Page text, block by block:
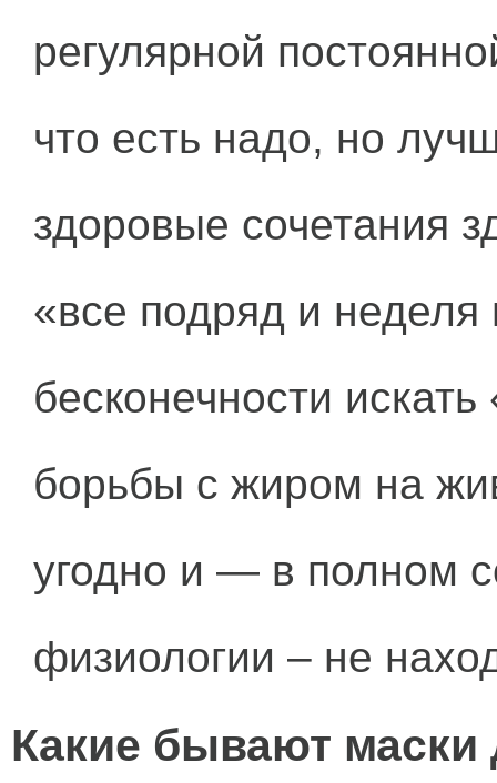
регулярной
что есть надо, но
здоровые сочетания
«все подряд и
бесконечности
борьбы с жиром на
угодно и — в полном
физиологии – не
Какие бывают маски